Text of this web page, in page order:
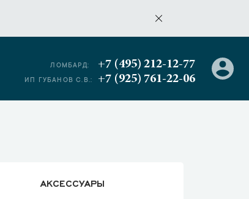
ЛОМБАРД: +7 (495) 212-12-77
ИП ГУБАНОВ С.В.: +7 (925) 761-22-06
АКСЕССУАРЫ